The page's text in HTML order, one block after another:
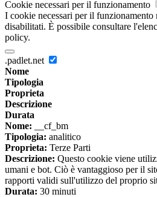
Cookie necessari per il funzionamento
I cookie necessari per il funzionamento
disabilitati. È possibile consultare
policy.
.padlet.net
Nome
Tipologia
Proprieta
Descrizione
Durata
Nome: __cf_bm
Tipologia: analitico
Proprieta: Terze Parti
Descrizione: Questo cookie viene
umani e bot. Ciò è vantaggioso per il
rapporti validi sull'utilizzo del proprio
Durata: 30 minuti